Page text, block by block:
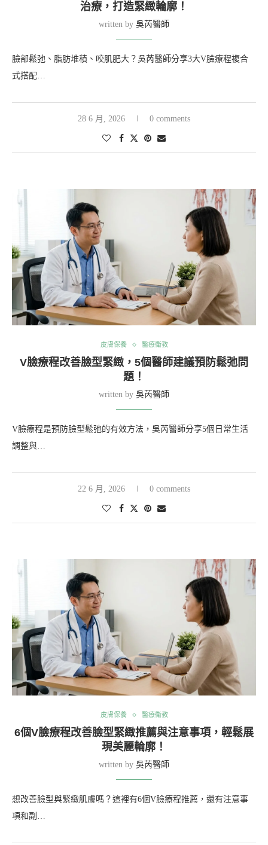
治療，打造緊緻輪廓！
written by 吳芮醫師
臉部鬆弛、脂肪堆積、咬肌肥大？吳芮醫師分享3大V臉療程複合
式搭配…
28 6 月, 2026 0 comments
皮膚保養 醫療衛教
V臉療程改善臉型緊緻，5個醫師建議預防鬆弛問
題！
written by 吳芮醫師
V臉療程是預防臉型鬆弛的有效方法，吳芮醫師分享5個日常生活
調整與…
22 6 月, 2026 0 comments
皮膚保養 醫療衛教
6個V臉療程改善臉型緊緻推薦與注意事項，輕鬆展
現美麗輪廓！
written by 吳芮醫師
想改善臉型與緊緻肌膚嗎？這裡有6個V臉療程推薦，還有注意事
項和副…